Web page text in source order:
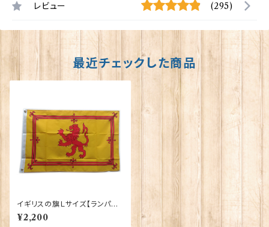
レビュー (295)
最近チェックした商品
イギリスの旗Ｌサイズ【ランパン
トライオン】Worldwide Flags
90007-E
¥2,200